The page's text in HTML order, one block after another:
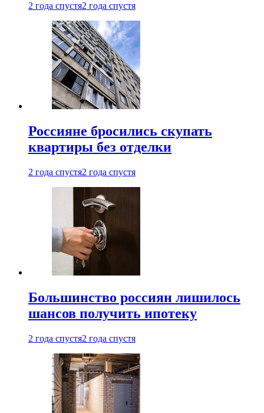
2 года спустя2 года спустя
Россияне бросились скупать
квартиры без отделки
2 года спустя2 года спустя
Большинство россиян лишилось
шансов получить ипотеку
2 года спустя2 года спустя